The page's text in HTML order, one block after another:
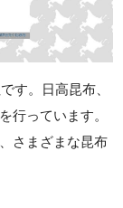
す。日高昆布、
行っています。
さまざまな昆布